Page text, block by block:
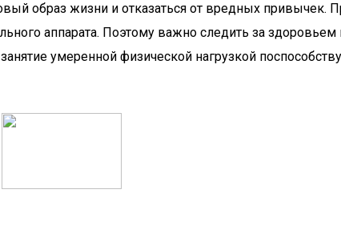
образ жизни и отказаться от вредных
аппарата. Поэтому важно следить за
умеренной физической нагрузкой